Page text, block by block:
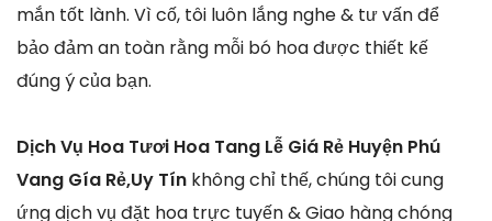
mắn tốt lành. Vì cố, tôi luôn lắng nghe & tư vấn để
bảo đảm an toàn rằng mỗi bó hoa được thiết kế
đúng ý của bạn.
Dịch Vụ Hoa Tươi Hoa Tang Lễ Giá Rẻ Huyện Phú
Vang Gía Rẻ,Uy Tín không chỉ thế, chúng tôi cung
ứng dịch vụ đặt hoa trực tuyến & Giao hàng chóng